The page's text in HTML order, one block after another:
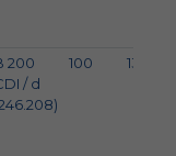
200
/ d
100 136